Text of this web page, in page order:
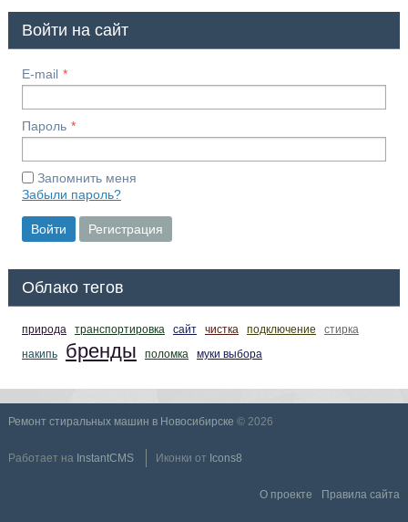
Войти на сайт
E-mail
Пароль
Запомнить меня
Забыли пароль?
Войти Регистрация
Облако тегов
природа транспортировка сайт чистка подключение
стирка
накипь
бренды поломка муки выбора
Ремонт стиральных машин в Новосибирске © 2026
Работает на InstantCMS Иконки от Icons8
О проекте Правила сайта